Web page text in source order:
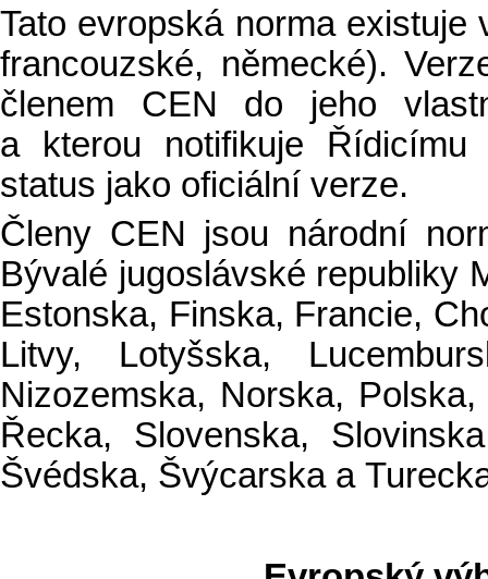
Tato evropská norma
francouzské, německé).
členem CEN do jeho
a kterou notifikuje Řídicímu
status jako oficiální verze.
Členy CEN jsou národní
Bývalé jugoslávské republiky
Estonska, Finska, Francie,
Litvy, Lotyšska,
Nizozemska, Norska,
Řecka, Slovenska,
Švédska, Švýcarska a